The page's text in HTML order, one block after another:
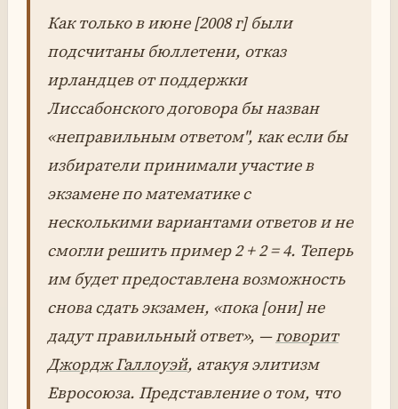
Как только в июне [2008 г] были
подсчитаны бюллетени, отказ
ирландцев от поддержки
Лиссабонского договора бы назван
«неправильным ответом", как если бы
избиратели принимали участие в
экзамене по математике с
несколькими вариантами ответов и не
смогли решить пример 2 + 2 = 4. Теперь
им будет предоставлена ​​возможность
снова сдать экзамен, «пока [они] не
дадут правильный ответ», —говорит
Джордж Галлоуэй, атакуя элитизм
Евросоюза. Представление о том, что